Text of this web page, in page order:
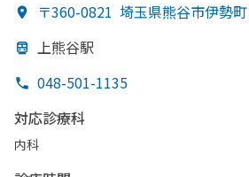
〒360-0821 埼玉県熊谷市伊勢
上熊谷駅
048-501-1135
対応診療科
内科